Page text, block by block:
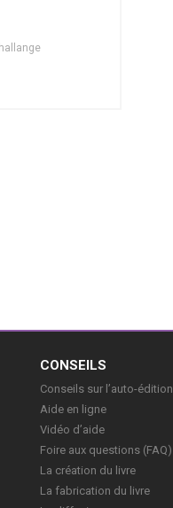
CONSEILS
Conseils sur l’auto-édition
Aide en ligne
Vidéo d’aide
Foire aux questions (FAQ)
La création du livre
La fabrication du livre